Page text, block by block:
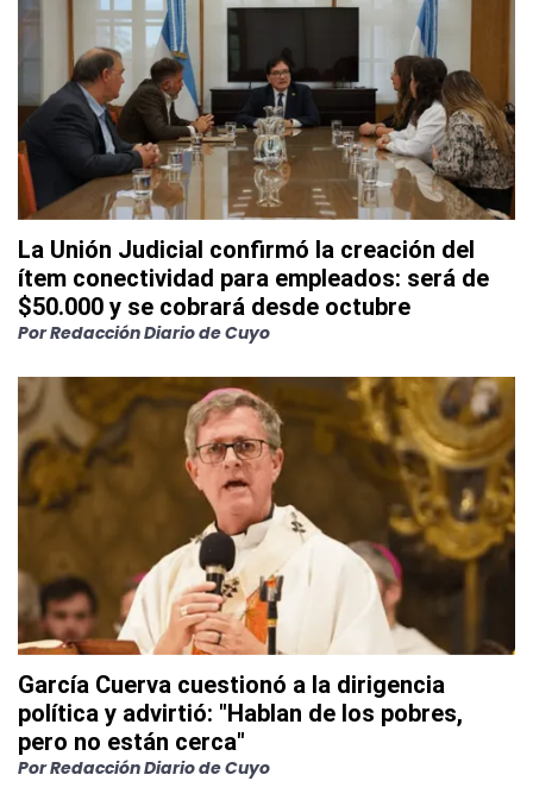
La Unión Judicial confirmó la creación del
ítem conectividad para empleados: será de
$50.000 y se cobrará desde octubre
PorRedacción Diario de Cuyo
García Cuerva cuestionó a la dirigencia
política y advirtió: "Hablan de los pobres,
pero no están cerca"
PorRedacción Diario de Cuyo